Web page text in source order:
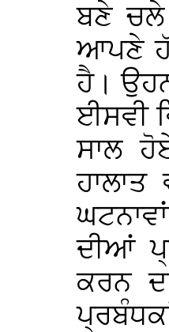
ਬਣੇ
ਆਪਣੇ
ਹੈ।
ਈਸਵੀ
ਸਾਲ
ਦੀਆਂ
ਕਰਨ